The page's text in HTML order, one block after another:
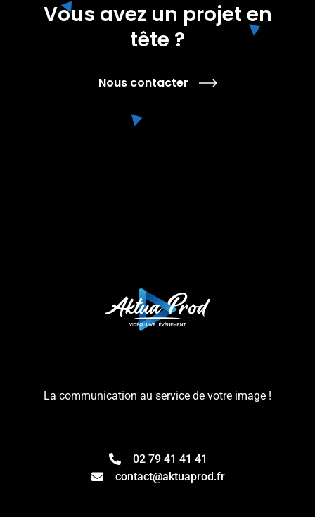
Vous avez un projet en
tête ?
Nous contacter
La communication au service de votre image !
02 79 41 41 41
contact@aktuaprod.fr